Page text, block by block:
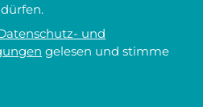
und
gelesen und stimme